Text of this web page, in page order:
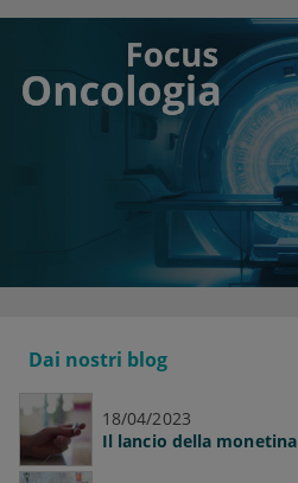
Dai nostri blog
18/04/2023
Il lancio della monetina